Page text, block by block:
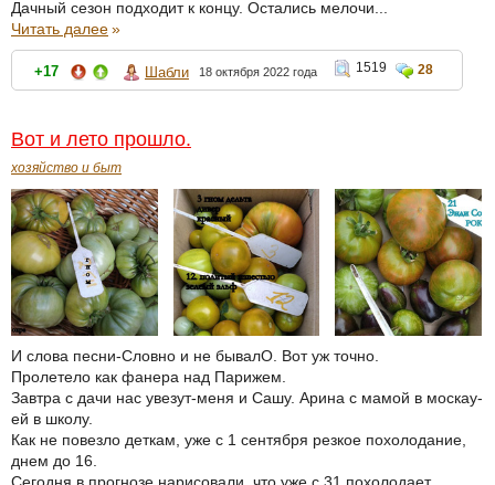
Дачный сезон подходит к концу. Остались мелочи...
Читать далее»
+17 Шабли 18 октября 2022 года 1519 28
Вот и лето прошло.
хозяйство и быт
И слова песни-Словно и не бывалО. Вот уж точно.
Пролетело как фанера над Парижем.
Завтра с дачи нас увезут-меня и Сашу. Арина с мамой в москау-
ей в школу.
Как не повезло деткам, уже с 1 сентября резкое похолодание,
днем до 16.